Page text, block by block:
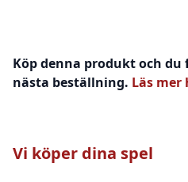
Köp denna produkt och
nästa beställning. Läs mer
Vi köper dina spel